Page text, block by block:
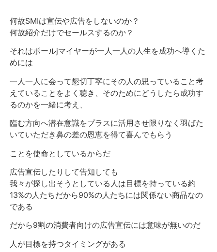
何故SMIは宣伝や広告をしないのか？
何故紹介だけでセールスするのか？
それはポールjマイヤーが一人一人の人生を成功へ導くた
めには
一人一人に会って懇切丁寧にその人の思っていること考
えていることをよく聴き、そのためにどうしたら成功す
るのかを一緒に考え、
臨む方向へ潜在意識をプラスに活用させ限りなく羽ばた
いていただき鼻の差の恩恵を得て喜んでもらう
ことを使命としているからだ
広告宣伝したりして告知しても
我々が探し出そうとしている人は目標を持っている約
13%の人たちだから90%の人たちには関係ない商品なの
である
だから9割の消費者向けの広告宣伝には意味が無いのだ
人が目標を持つタイミングがある